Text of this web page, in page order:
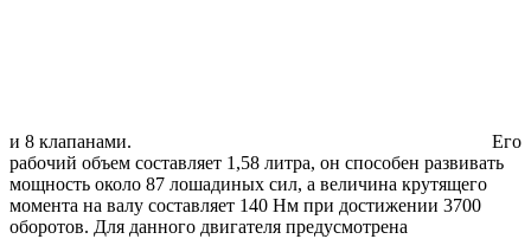
и 8 клапанами.
Его
рабочий объем составляет 1,58 литра, он способен развивать
мощность около 87 лошадиных сил, а величина крутящего
момента на валу составляет 140 Нм при достижении 3700
оборотов. Для данного двигателя предусмотрена